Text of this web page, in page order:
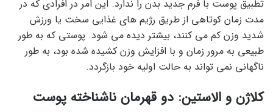
تطبیق پوست با فرم جدید بدن را ندارد. این امر در افرادی که در
مدت زمان کوتاهی از طریق رژیم های غذایی سخت یا ورزش
شدید وزن کم می کنند، بیشتر دیده می شود. پوستی که به طور
طبیعی به مرور زمان و با افزایش وزن کشیده شده بود، به طور
ناگهانی نمی تواند به حالت اولیه خود بازگردد.
کلاژن و الاستین: دو قهرمان ناشناخته پوست